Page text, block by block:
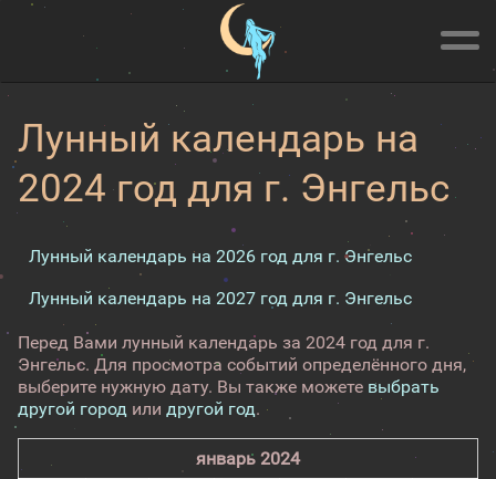
Лунный календарь на
2024 год для г. Энгельс
Лунный календарь на 2026 год для г. Энгельс
Лунный календарь на 2027 год для г. Энгельс
Перед Вами лунный календарь за 2024 год для г.
Энгельс. Для просмотра событий определённого дня,
выберите нужную дату. Вы также можете выбрать
другой город или другой год.
январь 2024